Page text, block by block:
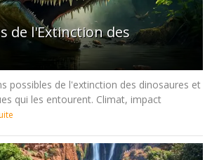
de l'Extinction des
possibles de l'extinction des dinosaures et
qui les entourent. Climat, impact